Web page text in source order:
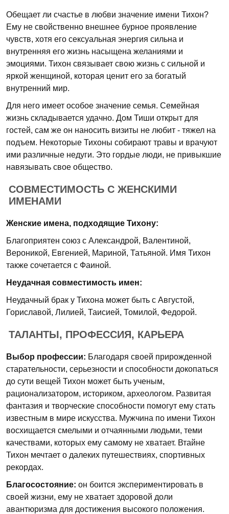
Обещает ли счастье в любви значение имени Тихон?
Ему не свойственно внешнее бурное проявление
чувств, хотя его сексуальная энергия сильна и
внутренняя его жизнь насыщена желаниями и
эмоциями. Тихон связывает свою жизнь с сильной и
яркой женщиной, которая ценит его за богатый
внутренний мир.
Для него имеет особое значение семья. Семейная
жизнь складывается удачно. Дом Тиши открыт для
гостей, сам же он наносить визиты не любит - тяжел на
подъем. Некоторые Тихоны собирают травы и врачуют
ими различные недуги. Это гордые люди, не привыкшие
навязывать свое общество.
СОВМЕСТИМОСТЬ С ЖЕНСКИМИ
ИМЕНАМИ
Женские имена, подходящие Тихону:
Благоприятен союз с Александрой, Валентиной,
Вероникой, Евгенией, Мариной, Татьяной. Имя Тихон
также сочетается с Фаиной.
Неудачная совместимость имен:
Неудачный брак у Тихона может быть с Августой,
Гориславой, Лилией, Таисией, Томилой, Федорой.
ТАЛАНТЫ, ПРОФЕССИЯ, КАРЬЕРА
Выбор профессии: Благодаря своей прирожденной
старательности, серьезности и способности докопаться
до сути вещей Тихон может быть ученым,
рационализатором, историком, археологом. Развитая
фантазия и творческие способности помогут ему стать
известным в мире искусства. Мужчина по имени Тихон
восхищается смелыми и отчаянными людьми, теми
качествами, которых ему самому не хватает. Втайне
Тихон мечтает о далеких путешествиях, спортивных
рекордах.
Благосостояние: он боится экспериментировать в
своей жизни, ему не хватает здоровой доли
авантюризма для достижения высокого положения.